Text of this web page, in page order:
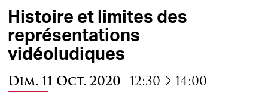
Histoire et limites des
représentations
vidéoludiques
Dim. 11 Oct. 2020 12:30 à14:00